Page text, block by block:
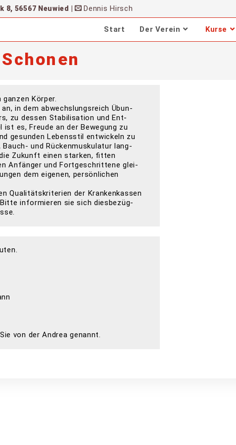
8, 56567 Neuwied | Dennis Hirsch
Start Der Verein Kurse
Kör­per.
in dem abwechs­lungs­reich Übun­
zu des­sen Sta­bi­li­sa­ti­on und Ent­
ist es, Freu­de an der Bewe­gung zu
gesun­den Lebens­stil ent­wi­ckeln zu
und Rücken­mus­ku­la­tur lang­
Zukunft einen star­ken, fit­ten
Anfän­ger und Fort­ge­schrit­te­ne glei­
dem eige­nen, per­sön­li­chen
Qua­li­täts­kri­te­ri­en der Kran­ken­kas­sen
infor­mie­ren sie sich dies­be­züg­
von der Andrea genannt.